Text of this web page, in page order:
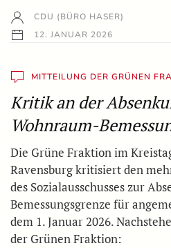
CDU (BÜRO HASER)
12. JANUAR 2026
MITTEILUNG DER GRÜNEN
Kritik an der
Wohnraum-
Die Grüne Fraktion im
Ravensburg kritisiert den
des Sozialausschusses zur
Bemessungsgrenze für
dem 1. Januar 2026.
der Grünen Fraktion: